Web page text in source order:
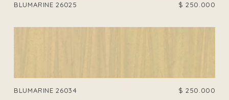
BLUMARINE 26025 $ 250.000
BLUMARINE 26034 $ 250.000